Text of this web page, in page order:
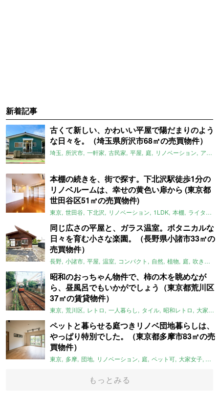
新着記事
古くて新しい、かわいい平屋で陽だまりのよう
な日々を。（埼玉県所沢市68㎡の売買物件）
埼玉 所沢市 一軒家 古民家 平屋 庭 リノベーション アメリカンハウス
本棚の続きを、街で探す。下北沢駅徒歩1分の
リノベルームは、幸せの黄色い扉から (東京都
世田谷区51㎡の売買物件)
東京 世田谷 下北沢 リノベーション 1LDK 本棚 ライター：ほしりょうこ
同じ広さの平屋と、ガラス温室。ボタニカルな
日々を育む小さな楽園。（長野県小諸市33㎡の
売買物件）
長野 小諸市 平屋 温室 コンパクト 自然 植物 庭 吹き抜け
昭和のおっちゃん物件で、柿の木を眺めなが
ら、昼風呂でもいかがでしょう（東京都荒川区
37㎡の賃貸物件）
東京 荒川区 レトロ 一人暮らし タイル 昭和レトロ 大家女子
ペットと暮らせる庭つきリノベ団地暮らしは、
やっぱり特別でした。（東京都多摩市83㎡の売
買物件）
東京 多摩 団地 リノベーション 庭 ペット可 大家女子 団
もっとみる